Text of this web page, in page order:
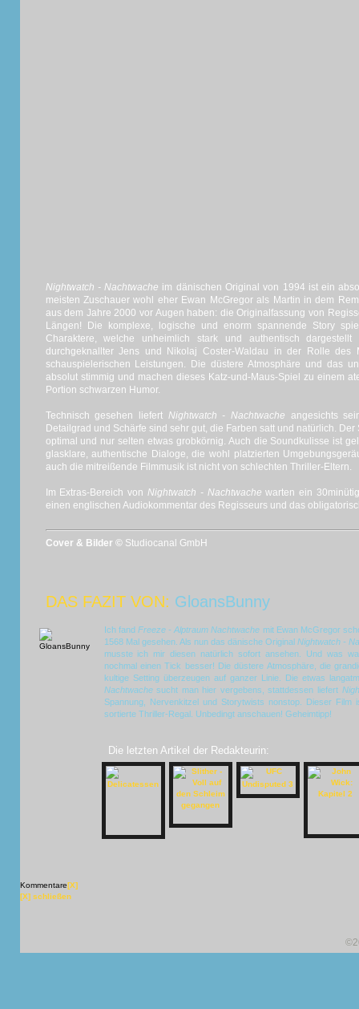
Nightwatch - Nachtwache im dänischen Original von 1994 ist ein
meisten Zuschauer wohl eher Ewan McGregor als Martin in dem
aus dem Jahre 2000 vor Augen haben: die Originalfassung von
Längen! Die komplexe, logische und enorm spannende Story
Charaktere, welche unheimlich stark und authentisch
durchgeknallter Jens und Nikolaj Coster-Waldau in der Rolle des
schauspielerischen Leistungen. Die düstere Atmosphäre und das
absolut stimmig und machen dieses Katz-und-Maus-Spiel zu einem
Portion schwarzen Humor.
Technisch gesehen liefert Nightwatch - Nachtwache angesichts
Detailgrad und Schärfe sind sehr gut, die Farben satt und natürlich.
optimal und nur selten etwas grobkörnig. Auch die Soundkulisse ist
glasklare, authentische Dialoge, die wohl platzierten
auch die mitreißende Filmmusik ist nicht von schlechten Thriller-Eltern.
Im Extras-Bereich von Nightwatch - Nachtwache warten ein
einen englischen Audiokommentar des Regisseurs und das
Cover & Bilder © Studiocanal GmbH
DAS FAZIT VON: GloansBunny
Ich fand Freeze - Alptraum Nachtwache mit Ewan McGregor
1568 Mal gesehen. Als nun das dänische OriginalNightwatch -
musste ich mir diesen natürlich sofort ansehen. Und was
nochmal einen Tick besser! Die düstere Atmosphäre, die
kultige Setting überzeugen auf ganzer Linie. Die etwas
Nachtwachesucht man hier vergebens, stattdessen liefert
Spannung, Nervenkitzel und Storytwists nonstop. Dieser
sortierte Thriller-Regal. Unbedingt anschauen! Geheimtipp!
Die letzten Artikel der Redakteurin:
Kommentare[X]
[X] schließen